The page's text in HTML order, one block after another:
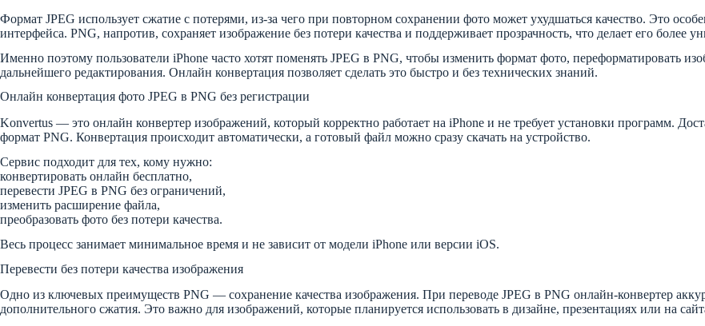
Формат JPEG использует сжатие с потерями, из-за чего при повторном сохранении фото может ухудшаться качество. Это
интерфейса. PNG, напротив, сохраняет изображение без потери качества и поддерживает прозрачность, что делает его более
Именно поэтому пользователи iPhone часто хотят поменять JPEG в PNG, чтобы изменить формат фото, переформатировать
дальнейшего редактирования. Онлайн конвертация позволяет сделать это быстро и без технических знаний.
Онлайн конвертация фото JPEG в PNG без регистрации
Konvertus — это онлайн конвертер изображений, который корректно работает на iPhone и не требует установки программ.
формат PNG. Конвертация происходит автоматически, а готовый файл можно сразу скачать на устройство.
Сервис подходит для тех, кому нужно:
конвертировать онлайн бесплатно,
перевести JPEG в PNG без ограничений,
изменить расширение файла,
преобразовать фото без потери качества.
Весь процесс занимает минимальное время и не зависит от модели iPhone или версии iOS.
Перевести без потери качества изображения
Одно из ключевых преимуществ PNG — сохранение качества изображения. При переводе JPEG в PNG онлайн-конвертер
дополнительного сжатия. Это важно для изображений, которые планируется использовать в дизайне, презентациях или на